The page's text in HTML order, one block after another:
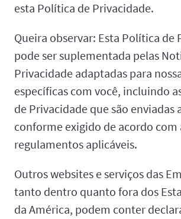
esta Política de Privacidade.
Queira observar: Esta Política de
pode ser suplementada pelas
Privacidade adaptadas para
específicas com você, incluindo
de Privacidade que são enviadas
conforme exigido de acordo com
regulamentos aplicáveis.
Outros websites e serviços das
tanto dentro quanto fora dos
da América, podem conter